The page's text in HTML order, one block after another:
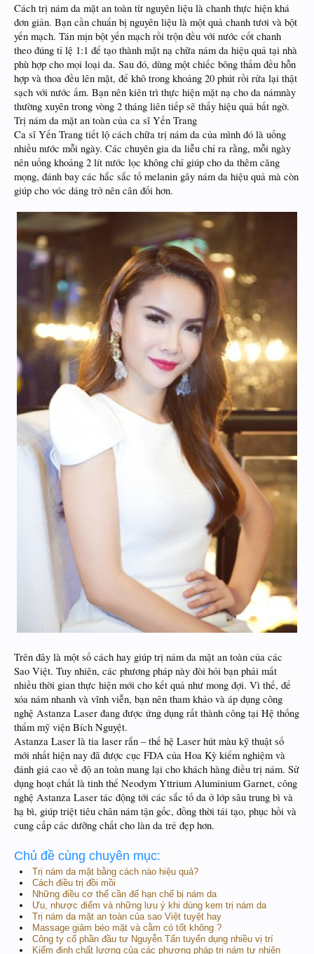
Cách trị nám da mặt an toàn từ nguyên liệu là chanh thực hiện khá
đơn giản. Bạn cần chuẩn bị nguyên liệu là một quả chanh tươi và bột
yến mạch. Tán mịn bột yến mạch rồi trộn đều với nước cốt chanh
theo đúng tỉ lệ 1:1 để tạo thành mặt nạ chữa nám da hiệu quả tại nhà
phù hợp cho mọi loại da. Sau đó, dùng một chiếc bông thấm đều hỗn
hợp và thoa đều lên mặt, để khô trong khoảng 20 phút rồi rửa lại thật
sạch với nước ấm. Bạn nên kiên trì thực hiện mặt nạ cho da námnày
thường xuyên trong vòng 2 tháng liên tiếp sẽ thấy hiệu quả bất ngờ.
Trị nám da mặt an toàn của ca sĩ Yến Trang
Ca sĩ Yến Trang tiết lộ cách chữa trị nám da của mình đó là uống
nhiều nước mỗi ngày. Các chuyên gia da liễu chỉ ra rằng, mỗi ngày
nên uống khoảng 2 lít nước lọc không chỉ giúp cho da thêm căng
mọng, đánh bay các hắc sắc tố melanin gây nám da hiệu quả mà còn
giúp cho vóc dáng trở nên cân đối hơn.
Trên đây là một số cách hay giúp trị nám da mặt an toàn của các
Sao Việt. Tuy nhiên, các phương pháp này đòi hỏi bạn phải mất
nhiều thời gian thực hiện mới cho kết quả như mong đợi. Vì thế, để
xóa nám nhanh và vĩnh viễn, bạn nên tham khảo và áp dụng công
nghệ Astanza Laser đang được ứng dụng rất thành công tại Hệ thống
thẩm mỹ viện Bích Nguyệt.
Astanza Laser là tia laser rắn – thế hệ Laser hút màu kỹ thuật số
mới nhất hiện nay đã được cục FDA của Hoa Kỳ kiểm nghiệm và
đánh giá cao về độ an toàn mang lại cho khách hàng điều trị nám. Sử
dụng hoạt chất là tinh thể Neodym Yttrium Aluminium Garnet, công
nghệ Astanza Laser tác động tới các sắc tố da ở lớp sâu trung bì và
hạ bì, giúp triệt tiêu chân nám tận gốc, đồng thời tái tạo, phục hồi và
cung cấp các dưỡng chất cho làn da trẻ đẹp hơn.
Chủ đề cùng chuyên mục:
Trị nám da mặt bằng cách nào hiệu quả?
Cách điều trị đồi mồi
Những điều cơ thể cần để hạn chế bị nám da
Ưu, nhược điểm và những lưu ý khi dùng kem trị nám da
Trị nám da mặt an toàn của sao Việt tuyệt hay
Massage giảm béo mặt và cằm có tốt không ?
Công ty cổ phần đầu tư Nguyễn Tấn tuyển dụng nhiều vị trí
Kiểm định chất lượng của các phương pháp trị nám tự nhiên